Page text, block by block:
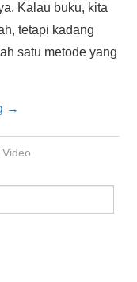
Kalau buku, kita
tetapi kadang
satu metode yang
→